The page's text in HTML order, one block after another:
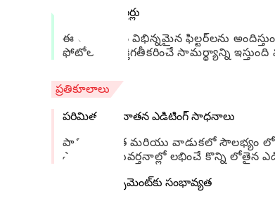
విస్తృత శ్రేణి ఫిల్టర్లు
ఈ అనువర్తనం విభిన్నమైన ఫిల్టర్‌లను
ఫోటోలను వ్యక్తిగతీకరించే సామర్థ్యాన్ని
ప్రతికూలాలు
పరిమిత అధునాతన ఎడిటింగ్ సాధనాలు
పావ్టిస్ట్ సరళత మరియు వాడుకలో
ఎడిటింగ్ అనువర్తనాల్లో లభించే కొన్ని లోతైన
ఓవర్ ఎన్‌హాన్స్‌మెంట్‌కు సంభావ్యత